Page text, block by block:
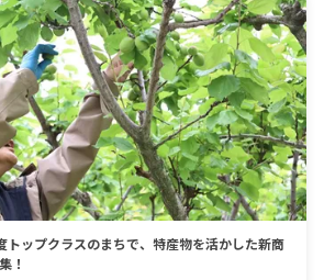
トップクラスのまちで、特産物を活かした新商
！